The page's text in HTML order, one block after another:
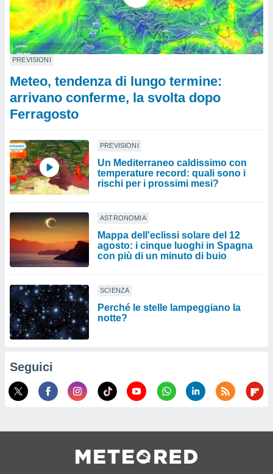
PREVISIONI
Meteo, tendenza di lungo termine:
arrivano conferme, la svolta dopo
Ferragosto
PREVISIONI
Un Mediterraneo caldissimo con
temperature record: quali sono i
rischi per i prossimi mesi?
ASTRONOMIA
Mappa dell'eclissi solare del 12
agosto: i cinque luoghi in Spagna
con più di un minuto di buio
SCIENZA
Perché le stelle lampeggiano la
notte?
Seguici